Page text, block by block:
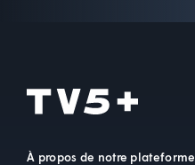
À propos de notre plateforme